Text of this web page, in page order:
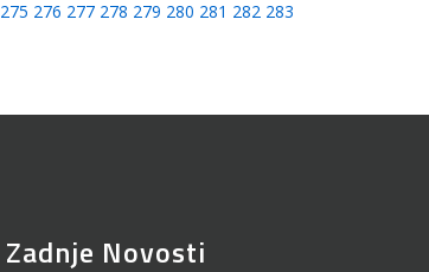
275 276 277 278 279 280 281 282 283
Zadnje Novosti